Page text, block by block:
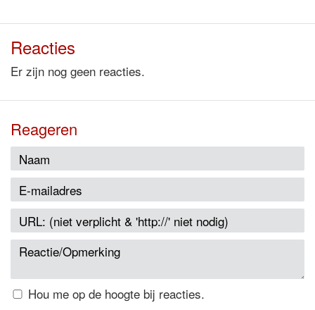
Reacties
Er zijn nog geen reacties.
Reageren
Hou me op de hoogte bij reacties.